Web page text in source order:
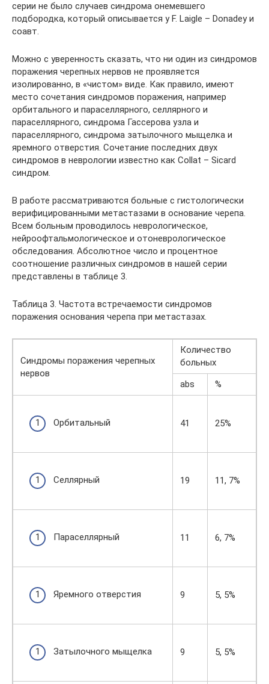
серии не было случаев синдрома онемевшего
подбородка, который описывается у F. Laigle – Donadey и
соавт.
Можно с уверенность сказать, что ни один из синдромов
поражения черепных нервов не проявляется
изолированно, в «чистом» виде. Как правило, имеют
место сочетания синдромов поражения, например
орбитального и параселлярного, селлярного и
параселлярного, синдрома Гассерова узла и
параселлярного, синдрома затылочного мыщелка и
яремного отверстия. Сочетание последних двух
синдромов в неврологии известно как Collat – Sicard
синдром.
В работе рассматриваются больные с гистологически
верифицированными метастазами в основание черепа.
Всем больным проводилось неврологическое,
нейроофтальмологическое и отоневрологическое
обследования. Абсолютное число и процентное
соотношение различных синдромов в нашей серии
представлены в таблице 3.
Таблица 3. Частота встречаемости синдромов
поражения основания черепа при метастазах.
Синдромы поражения черепных
нервов
Количество
больных
abs
%
Орбитальный 41 25%
Селлярный 19 11, 7%
Параселлярный 11 6, 7%
Яремного отверстия 9 5, 5%
Затылочного мыщелка 9 5, 5%